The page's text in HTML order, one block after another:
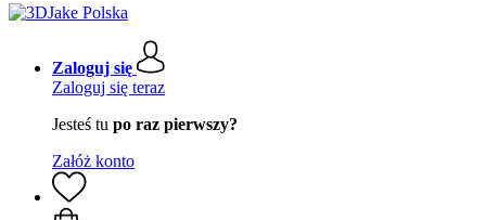
Zaloguj się
Zaloguj się teraz
Jesteś tu po raz pierwszy?
Załóż konto